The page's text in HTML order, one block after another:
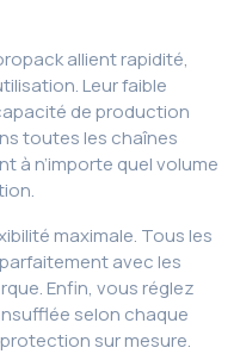
allient rapidité,
Leur faible
de production
toutes les chaînes
à n’importe quel volume
maximale. Tous les
avec les
Enfin, vous réglez
selon chaque
sur mesure.